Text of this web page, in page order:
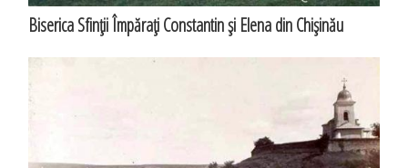
Biserica Sfinţii Împăraţi Constantin şi Elena din Chişinău